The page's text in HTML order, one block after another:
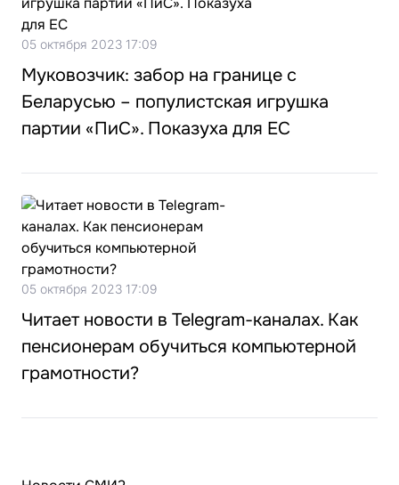
05 октября 2023 17:09
Муковозчик: забор на границе с
Беларусью – популистская игрушка
партии «ПиС». Показуха для ЕС
05 октября 2023 17:09
Читает новости в Telegram-каналах. Как
пенсионерам обучиться компьютерной
грамотности?